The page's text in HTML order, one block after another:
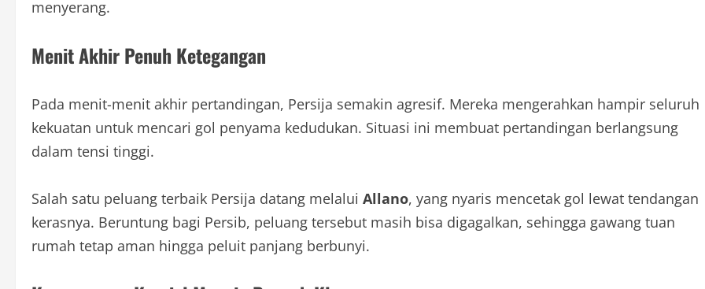
menyerang.
Menit Akhir Penuh Ketegangan
Pada menit-menit akhir pertandingan, Persija semakin agresif. Mereka mengerahkan hampir seluruh
kekuatan untuk mencari gol penyama kedudukan. Situasi ini membuat pertandingan berlangsung
dalam tensi tinggi.
Salah satu peluang terbaik Persija datang melalui Allano, yang nyaris mencetak gol lewat tendangan
kerasnya. Beruntung bagi Persib, peluang tersebut masih bisa digagalkan, sehingga gawang tuan
rumah tetap aman hingga peluit panjang berbunyi.